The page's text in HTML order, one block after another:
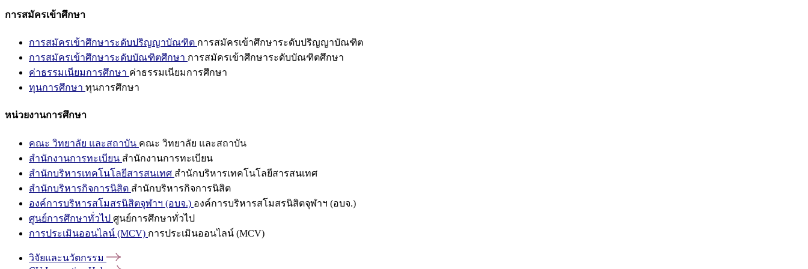
การสมัครเข้าศึกษา
การสมัครเข้าศึกษาระดับปริญญาบัณฑิต การสมัครเข้าศึกษาระดับปริญญาบัณฑิต
การสมัครเข้าศึกษาระดับบัณฑิตศึกษา การสมัครเข้าศึกษาระดับบัณฑิตศึกษา
ค่าธรรมเนียมการศึกษา ค่าธรรมเนียมการศึกษา
ทุนการศึกษา ทุนการศึกษา
หน่วยงานการศึกษา
คณะ วิทยาลัย และสถาบัน คณะ วิทยาลัย และสถาบัน
สำนักงานการทะเบียน สำนักงานการทะเบียน
สำนักบริหารเทคโนโลยีสารสนเทศ สำนักบริหารเทคโนโลยีสารสนเทศ
สำนักบริหารกิจการนิสิต สำนักบริหารกิจการนิสิต
องค์การบริหารสโมสรนิสิตจุฬาฯ (อบจ.) องค์การบริหารสโมสรนิสิตจุฬาฯ (อบจ.)
ศูนย์การศึกษาทั่วไป ศูนย์การศึกษาทั่วไป
การประเมินออนไลน์ (MCV) การประเมินออนไลน์ (MCV)
วิจัยและนวัตกรรม